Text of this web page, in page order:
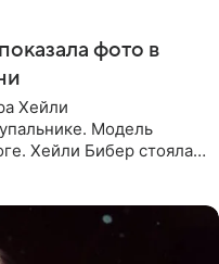
фото в
Хейли
Модель
Хейли Бибер стояла